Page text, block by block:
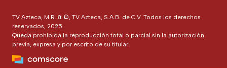
TV Azteca, M.R. & ©, TV Azteca, S.A.B. de C.V. Todos los derechos
reservados, 2025.
Queda prohibida la reproducción total o parcial sin la autorización
previa, expresa y por escrito de su titular.